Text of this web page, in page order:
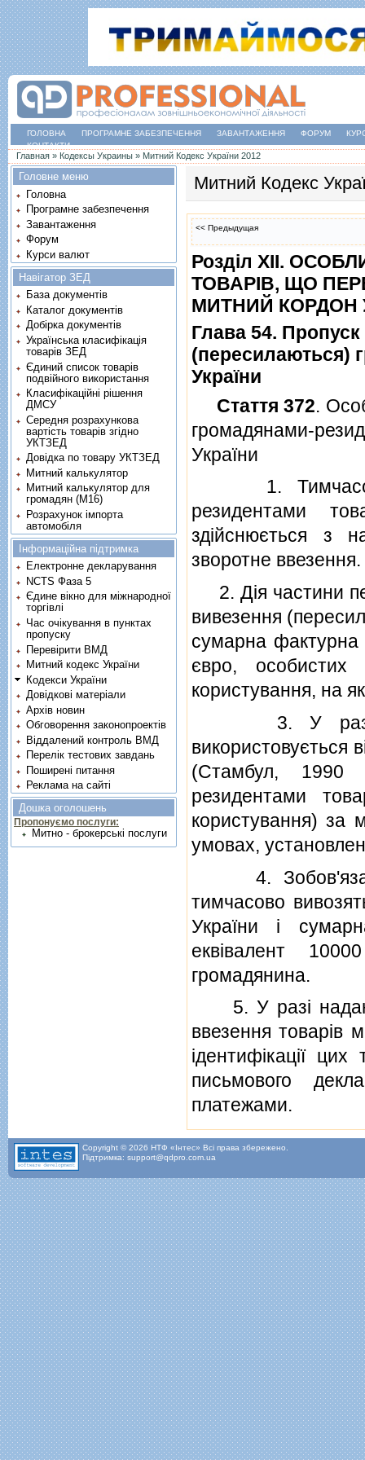
ГОЛОВНА ПРОГРАМНЕ ЗАБЕЗПЕЧЕННЯ ЗАВАНТАЖЕННЯ ФОРУМ
КОНТАКТИ
Ви є тут
Главная » Кодексы Украины » Митний Кодекс України 2012
Митний Кодекс
<< Предыдущая
Роздiл XII.
ТОВАРIВ, ЩО
МИТНИЙ КОРДОН
Глава 54.
(пересилаються)
України
Стаття 372.
громадянами-
України
1. Тимчасове
резидентами
здiйснюється з
зворотне ввезення.
2. Дiя частини
вивезення
сумарна фактурна
євро, особистих
користування, на
3. У разi
використовується
(Стамбул, 1990
резидентами
користування) за
умовах,
4.
тимчасово
України i
еквiвалент
громадянина.
5. У разi
ввезення товарiв
iдентифiкацiї цих
письмового
платежами.
Головне меню
Головна
Програмне забезпечення
Завантаження
Форум
Курси валют
Навігатор ЗЕД
База документів
Каталог документів
Добірка документів
Українська класифікація
товарів ЗЕД
Єдиний список товарів
подвійного використання
Класифікаційні рішення
ДМСУ
Середня розрахункова
вартість товарів згідно
УКТЗЕД
Довідка по товару УКТЗЕД
Митний калькулятор
Митний калькулятор для
громадян (М16)
Розрахунок імпорта
автомобіля
Інформаційна підтримка
Електронне декларування
NCTS Фаза 5
Єдине вікно для міжнародної
торгівлі
Час очікування в пунктах
пропуску
Перевірити ВМД
Митний кодекс України
Кодекси України
Довідкові матеріали
Архів новин
Обговорення законопроектів
Віддалений контроль ВМД
Перелік тестових завдань
Поширені питання
Реклама на сайті
Дошка оголошень
Пропонуємо послуги:
Митно - брокерські послуги
Copyright © 2026 НТФ «Інтес» Всі права збережено.
Підтримка: support@qdpro.com.ua